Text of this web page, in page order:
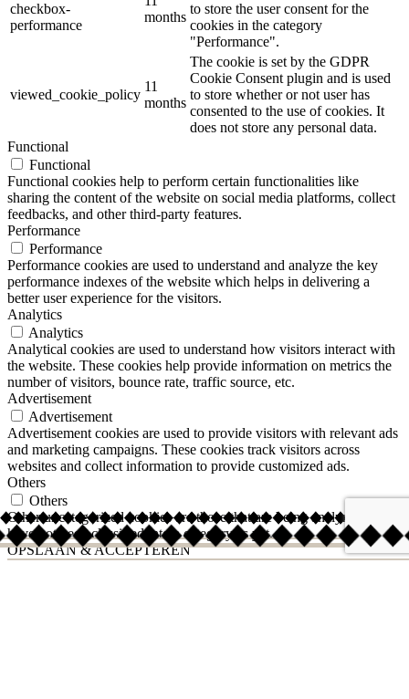
checkbox-
performance
months
to store the user consent for the
cookies in the category
"Performance".
viewed_cookie_policy
11
months
The cookie is set by the GDPR
Cookie Consent plugin and is used
to store whether or not user has
consented to the use of cookies. It
does not store any personal data.
Functional
Functional
Functional cookies help to perform certain functionalities like
sharing the content of the website on social media platforms, collect
feedbacks, and other third-party features.
Performance
Performance
Performance cookies are used to understand and analyze the key
performance indexes of the website which helps in delivering a
better user experience for the visitors.
Analytics
Analytics
Analytical cookies are used to understand how visitors interact with
the website. These cookies help provide information on metrics the
number of visitors, bounce rate, traffic source, etc.
Advertisement
Advertisement
Advertisement cookies are used to provide visitors with relevant ads
and marketing campaigns. These cookies track visitors across
websites and collect information to provide customized ads.
Others
Others
Other uncategorized cookies are those that are being analyzed and
have not been classified into a category as yet.
OPSLAAN & ACCEPTEREN